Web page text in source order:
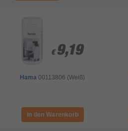
€ 9,19
€ 9,19
Hama00113806 (Weiß)